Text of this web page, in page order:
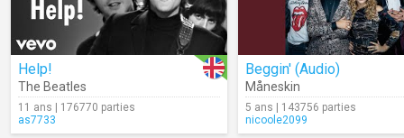
Help!
The Beatles
11 ans | 176770 parties
as7733
Beggin' (Audio)
Måneskin
5 ans | 143756 parties
nicoole2099